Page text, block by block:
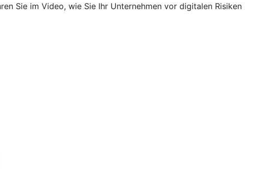
Sie im Video, wie Sie Ihr Unternehmen vor digitalen Risiken